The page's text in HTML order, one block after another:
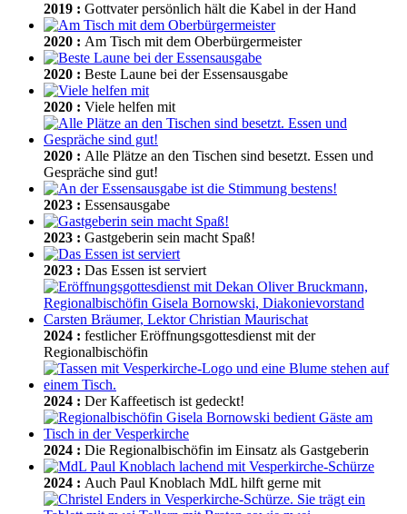
2019 : Gottvater persönlich hält die Kabel in der Hand
2020 : Am Tisch mit dem Oberbürgermeister
2020 : Beste Laune bei der Essensausgabe
2020 : Viele helfen mit
2020 : Alle Plätze an den Tischen sind besetzt. Essen und
Gespräche sind gut!
2023 : Essensausgabe
2023 : Gastgeberin sein macht Spaß!
2023 : Das Essen ist serviert
2024 : festlicher Eröffnungsgottesdienst mit der
Regionalbischöfin
2024 : Der Kaffeetisch ist gedeckt!
2024 : Die Regionalbischöfin im Einsatz als Gastgeberin
2024 : Auch Paul Knoblach MdL hilft gerne mit